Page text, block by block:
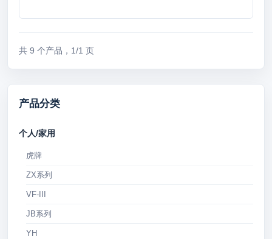
产品分类
个人/家用
虎牌
ZX系列
VF-III
JB系列
YH
共 9 个产品，1/1 页